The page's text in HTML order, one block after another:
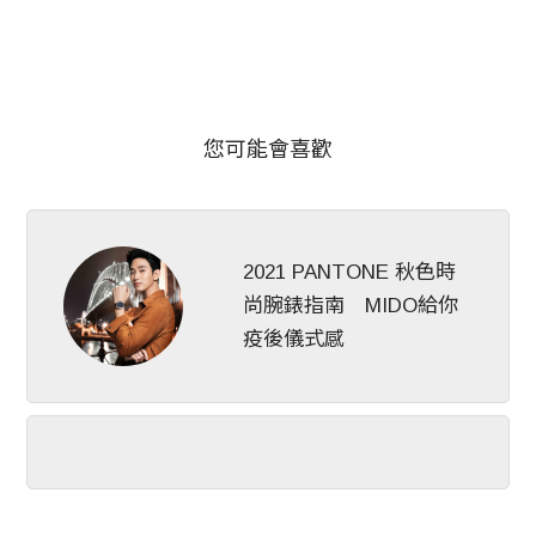
您可能會喜歡
2021 PANTONE 秋色時
尚腕錶指南 MIDO給你
疫後儀式感